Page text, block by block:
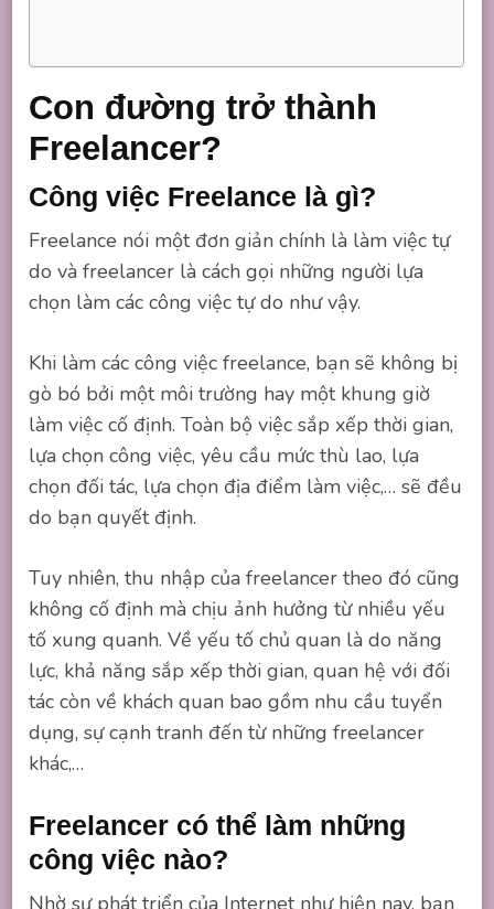
Con đường trở thành
Freelancer?
Công việc Freelance là gì?
Freelance nói một đơn giản chính là làm việc tự
do và freelancer là cách gọi những người lựa
chọn làm các công việc tự do như vậy.
Khi làm các công việc freelance, bạn sẽ không bị
gò bó bởi một môi trường hay một khung giờ
làm việc cố định. Toàn bộ việc sắp xếp thời gian,
lựa chọn công việc, yêu cầu mức thù lao, lựa
chọn đối tác, lựa chọn địa điểm làm việc,… sẽ đều
do bạn quyết định.
Tuy nhiên, thu nhập của freelancer theo đó cũng
không cố định mà chịu ảnh hưởng từ nhiều yếu
tố xung quanh. Về yếu tố chủ quan là do năng
lực, khả năng sắp xếp thời gian, quan hệ với đối
tác còn về khách quan bao gồm nhu cầu tuyển
dụng, sự cạnh tranh đến từ những freelancer
khác,…
Freelancer có thể làm những
công việc nào?